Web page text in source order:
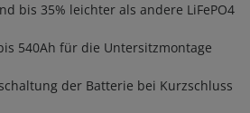
bis 35% leichter als andere LiFePO4
540Ah für die Untersitzmontage
der Batterie bei Kurzschluss